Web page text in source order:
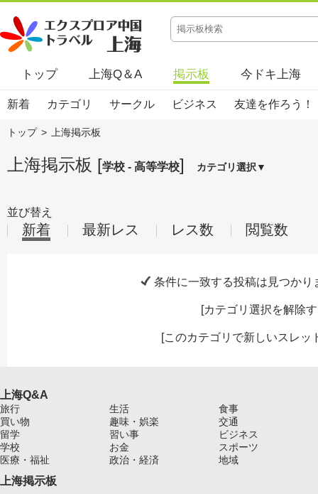
トップ 上海Q＆A 掲示板 今ドキ上海
新着 カテゴリ サークル ビジネス 友達を作ろう！
トップ > 上海掲示板
上海掲示板 [学校 - 高等学校] カテゴリ選択▼
並び替え
新着 最新レス レス数 閲覧数
条件に一致する投稿は見つかり
[カテゴリ選択を解除
[このカテゴリで新しいスレッ
上海Q&A
旅行 生活
食事
買い物
趣味・娯楽
交通
留学
習い事
ビジネス
学校
お金
スポーツ
医療・福祉
政治・経済 地域
上海掲示板